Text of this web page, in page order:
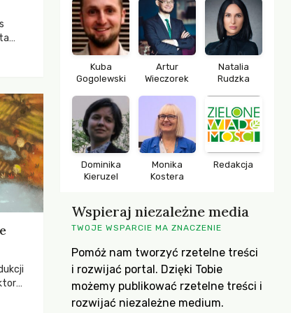
Kuba
Gogolewski
Artur
Wieczorek
Natalia
Rudzka
Dominika
Kieruzel
Monika
Kostera
Redakcja
Wspieraj niezależne media
TWOJE WSPARCIE MA ZNACZENIE
Pomóż nam tworzyć rzetelne treści
i rozwijać portal. Dzięki Tobie
możemy publikować rzetelne treści i
rozwijać niezależne medium.